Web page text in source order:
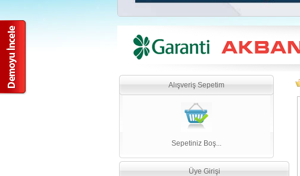
Alışveriş Sepetim
Sepetiniz Boş...
Üye Girişi